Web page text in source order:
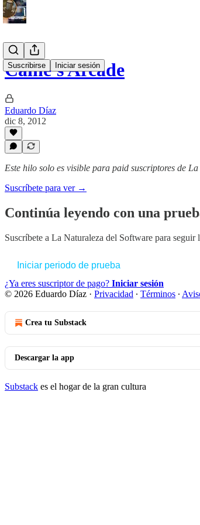
Suscribirse Iniciar sesión
Caine's Arcade
Eduardo Díaz
dic 8, 2012
Este hilo solo es visible para paid suscriptores de
Suscríbete para ver →
Continúa leyendo con una
Suscríbete a La Naturaleza del Software para seguir
Iniciar periodo de prueba
¿Ya eres suscriptor de pago? Iniciar sesión
© 2026 Eduardo Díaz · Privacidad ∙ Términos ∙
Crea tu Substack
Descargar la app
Substack es el hogar de la gran cultura